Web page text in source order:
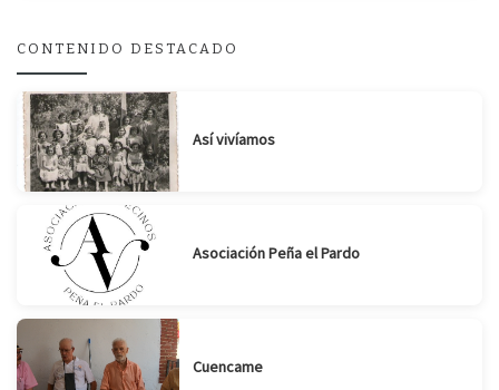
CONTENIDO DESTACADO
Así vivíamos
Asociación Peña el Pardo
Cuencame
Suscribirse